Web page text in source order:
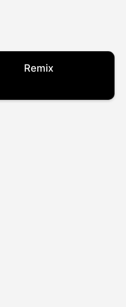
Remix